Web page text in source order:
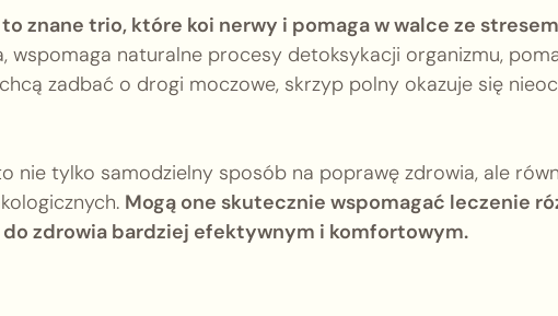
znane trio, które koi nerwy i pomaga w walce ze
wspomaga naturalne procesy detoksykacji organizmu,
zadbać o drogi moczowe, skrzyp polny okazuje się
nie tylko samodzielny sposób na poprawę zdrowia, ale
Mogą one skutecznie wspomagać leczenie
zdrowia bardziej efektywnym i komfortowym.